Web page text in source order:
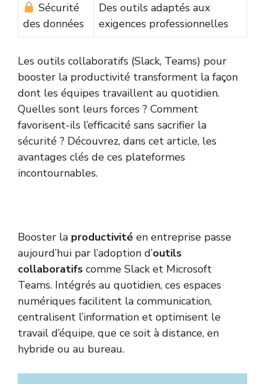
Sécurité
des données
Des outils adaptés aux
exigences professionnelles
Les outils collaboratifs (Slack, Teams) pour
booster la productivité transforment la façon
dont les équipes travaillent au quotidien.
Quelles sont leurs forces ? Comment
favorisent-ils l’efficacité sans sacrifier la
sécurité ? Découvrez, dans cet article, les
avantages clés de ces plateformes
incontournables.
Booster la productivité en entreprise passe
aujourd’hui par l’adoption d’outils
collaboratifs comme Slack et Microsoft
Teams. Intégrés au quotidien, ces espaces
numériques facilitent la communication,
centralisent l’information et optimisent le
travail d’équipe, que ce soit à distance, en
hybride ou au bureau.